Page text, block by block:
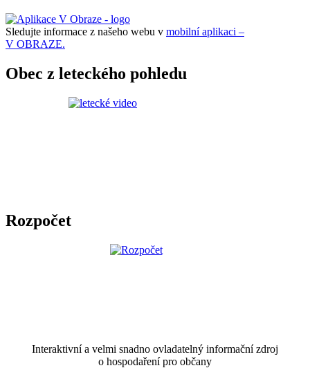
Sledujte informace z našeho webu v mobilní aplikaci –
V OBRAZE.
Obec z leteckého pohledu
Rozpočet
Interaktivní a velmi snadno ovladatelný informační zdroj
o hospodaření pro občany